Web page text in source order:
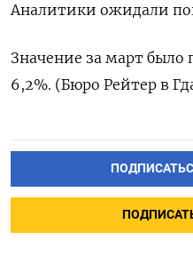
Аналитики ​ожидали
Значение за март было
‌6,2%. (Бюро Рейтер ​в